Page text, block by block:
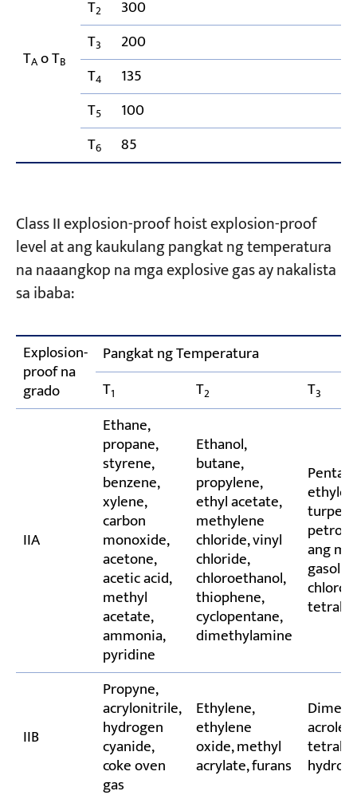
TAo TB
T2
300
T3
200
T4
135
T5
100
T6 85
Class II explosion-proof hoist explosion-proof
level at ang kaukulang pangkat ng temperatura
na naaangkop na mga explosive gas ay nakalista
sa ibaba:
Explosion-
proof na
grado
Pangkat ng Temperatura
T1 T2 T3
IIA
Ethane,
propane,
styrene,
benzene,
xylene,
carbon
monoxide,
acetone,
acetic acid,
methyl
acetate,
ammonia,
pyridine
Ethanol,
butane,
propylene,
ethyl acetate,
methylene
chloride, vinyl
chloride,
chloroethanol,
thiophene,
cyclopentane,
dimethylamine
ang
IIB
Propyne,
acrylonitrile,
hydrogen
cyanide,
coke oven
gas
Ethylene,
ethylene
oxide, methyl
acrylate, furans